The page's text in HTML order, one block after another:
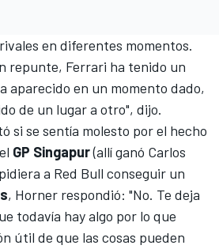
en diferentes momentos.
repunte, Ferrari ha tenido un
aparecido en un momento dado,
de un lugar a otro", dijo.
si se sentía molesto por el hecho
GP Singapur(allí ganó Carlos
a Red Bull conseguir un
, Horner respondió: "No. Te deja
todavía hay algo por lo que
útil de que las cosas pueden